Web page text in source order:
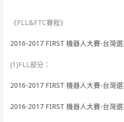
《FLL&FTC賽程》
2016-2017 FIRST 機器人大賽-台灣
(1)FLL部分：
2016-2017 FIRST 機器人大賽-台灣
2016-2017 FIRST 機器人大賽-台灣